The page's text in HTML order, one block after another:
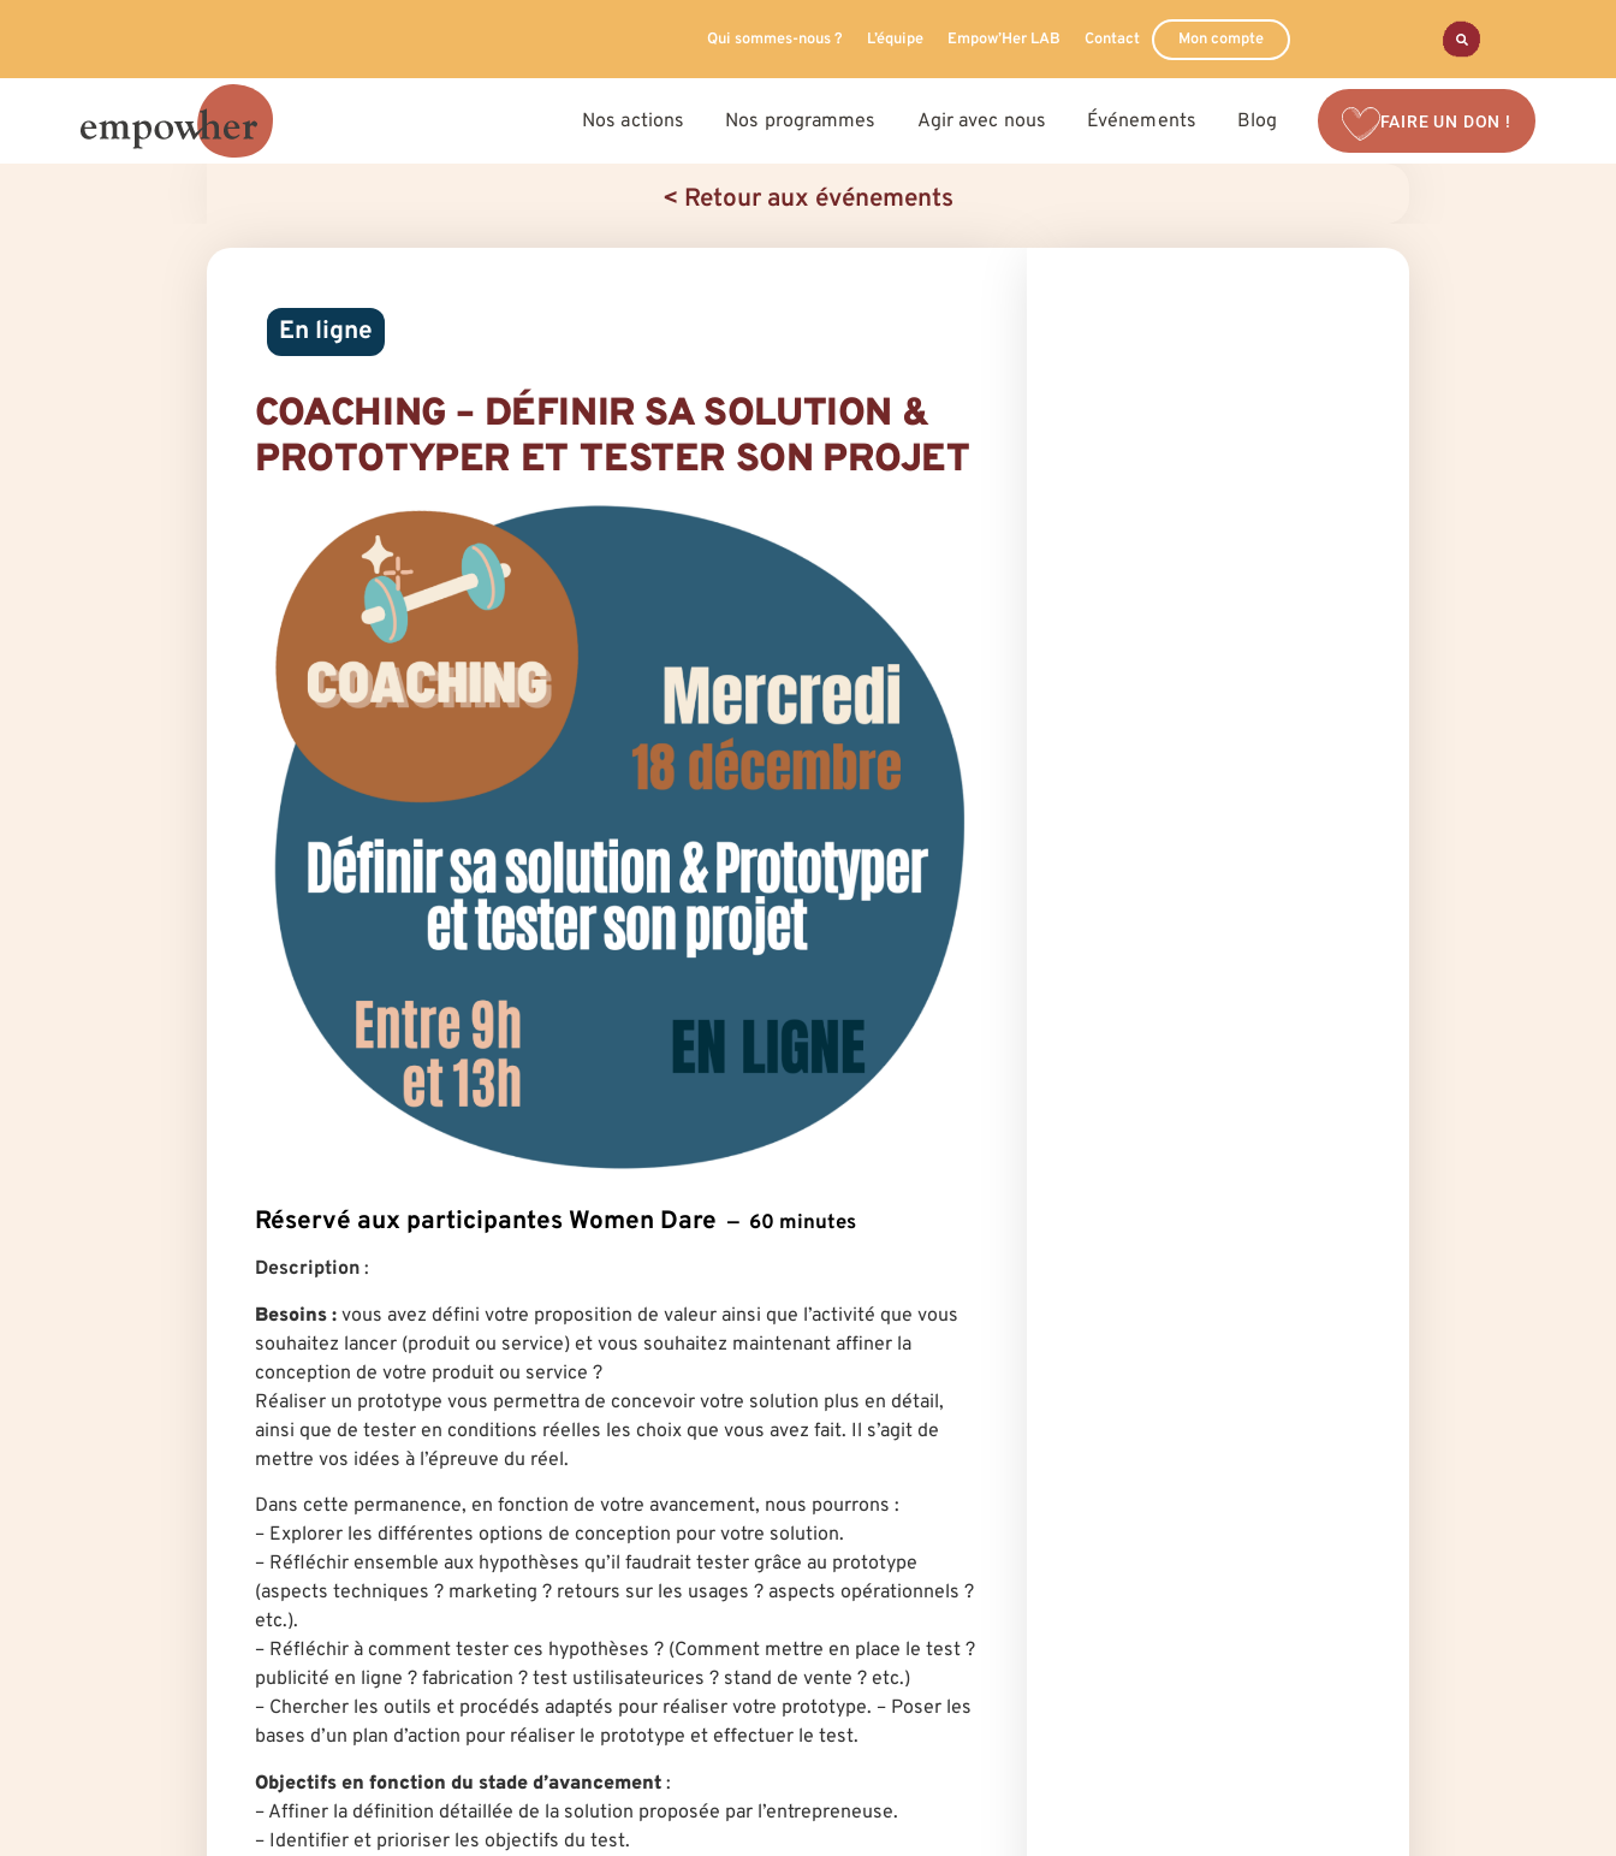
Qui sommes-nous ? L’équipe Empow’Her LAB Contact Mon compte
Nos actions Nos programmes Agir avec nous Événements Blog FAIRE UN DON !
< Retour aux événements
En ligne
COACHING – DÉFINIR SA SOLUTION &
PROTOTYPER ET TESTER SON PROJET
Réservé aux participantes Women Dare 60 minutes
Description :
Besoins : vous avez défini votre proposition de valeur ainsi que l’activité que vous
souhaitez lancer (produit ou service) et vous souhaitez maintenant affiner la
conception de votre produit ou service ?
Réaliser un prototype vous permettra de concevoir votre solution plus en détail,
ainsi que de tester en conditions réelles les choix que vous avez fait. Il s’agit de
mettre vos idées à l’épreuve du réel.
Dans cette permanence, en fonction de votre avancement, nous pourrons :
– Explorer les différentes options de conception pour votre solution.
– Réfléchir ensemble aux hypothèses qu’il faudrait tester grâce au prototype
(aspects techniques ? marketing ? retours sur les usages ? aspects opérationnels ?
etc.).
– Réfléchir à comment tester ces hypothèses ? (Comment mettre en place le test ?
publicité en ligne ? fabrication ? test ustilisateurices ? stand de vente ? etc.)
– Chercher les outils et procédés adaptés pour réaliser votre prototype. – Poser les
bases d’un plan d’action pour réaliser le prototype et effectuer le test.
Objectifs en fonction du stade d’avancement :
– Affiner la définition détaillée de la solution proposée par l’entrepreneuse.
– Identifier et prioriser les objectifs du test.